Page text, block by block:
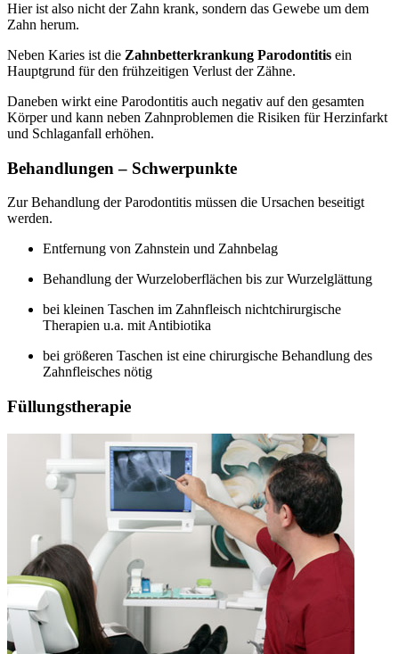
Hier ist also nicht der Zahn krank, sondern das Gewebe um dem
Zahn herum.
Neben Karies ist die Zahnbetterkrankung Parodontitis ein
Hauptgrund für den frühzeitigen Verlust der Zähne.
Daneben wirkt eine Parodontitis auch negativ auf den gesamten
Körper und kann neben Zahnproblemen die Risiken für Herzinfarkt
und Schlaganfall erhöhen.
Behandlungen – Schwerpunkte
Zur Behandlung der Parodontitis müssen die Ursachen beseitigt
werden.
Entfernung von Zahnstein und Zahnbelag
Behandlung der Wurzeloberflächen bis zur Wurzelglättung
bei kleinen Taschen im Zahnfleisch nichtchirurgische
Therapien u.a. mit Antibiotika
bei größeren Taschen ist eine chirurgische Behandlung des
Zahnfleisches nötig
Füllungstherapie